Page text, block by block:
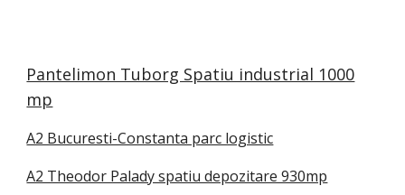
Pantelimon Tuborg Spatiu industrial 1000
mp
A2 Bucuresti-Constanta parc logistic
A2 Theodor Palady spatiu depozitare 930mp